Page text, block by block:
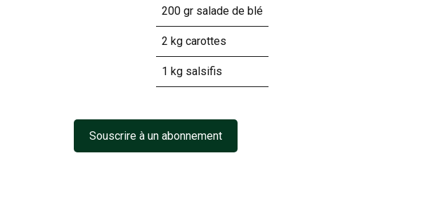
200 gr salade de blé
2 kg carottes
1 kg salsifis
Souscrire à un abonnement